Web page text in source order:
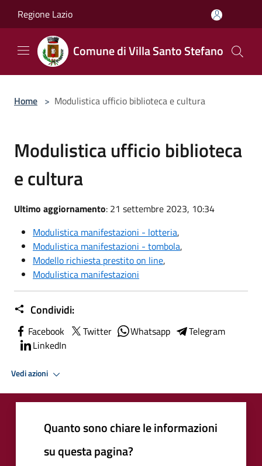
Regione Lazio
Comune di Villa Santo Stefano
Home > Modulistica ufficio biblioteca e cultura
Modulistica ufficio biblioteca
e cultura
Ultimo aggiornamento: 21 settembre 2023, 10:34
Modulistica manifestazioni - lotteria,
Modulistica manifestazioni - tombola,
Modello richiesta prestito on line,
Modulistica manifestazioni
Condividi:
Facebook Twitter Whatsapp
Telegram
LinkedIn
Vedi azioni
Quanto sono chiare le informazioni
su questa pagina?